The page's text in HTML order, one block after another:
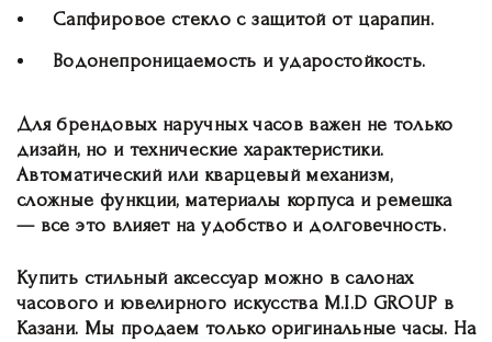
Сапфировое стекло с защитой от царапин.
Водонепроницаемость и ударостойкость.
Для брендовых наручных часов важен не только
дизайн, но и технические характеристики.
Автоматический или кварцевый механизм,
сложные функции, материалы корпуса и ремешка
— все это влияет на удобство и долговечность.
Купить стильный аксессуар можно в салонах
часового и ювелирного искусства M.I.D GROUP в
Казани. Мы продаем только оригинальные часы. На